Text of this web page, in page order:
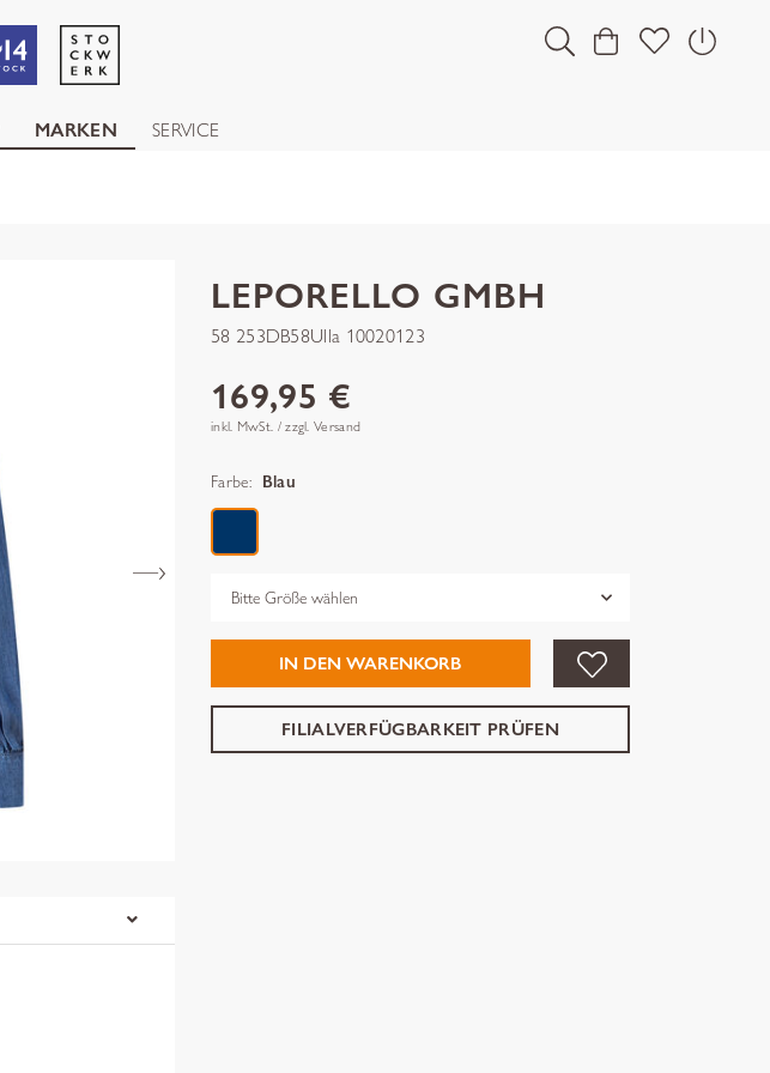
MARKEN SERVICE
LEPORELLO GMBH
58 253DB58Ulla 10020123
169,95 €
inkl. MwSt. / zzgl. Versand
Farbe: Blau
Grösse
IN DEN WARENKORB
FILIALVERFÜGBARKEIT PRÜFEN